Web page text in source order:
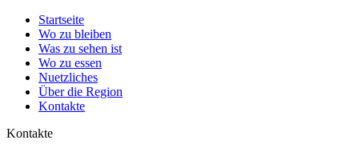
Startseite
Wo zu bleiben
Was zu sehen ist
Wo zu essen
Nuetzliches
Über die Region
Kontakte
Kontakte